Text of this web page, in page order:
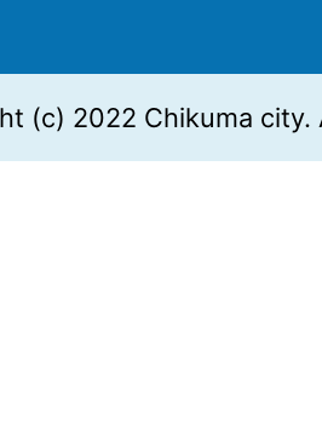
(c) 2022 Chikuma city.